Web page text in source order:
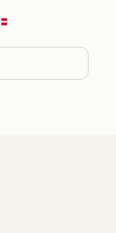
Change country